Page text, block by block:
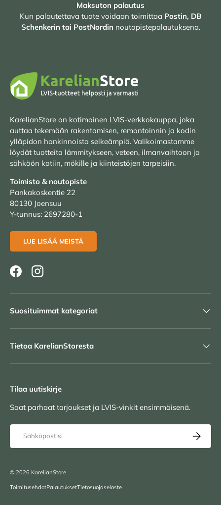
Maksuton palautus
Kun palautettava tuote voidaan toimittaa Postin, DB
Schenkerin tai PostNordin noutopistepalautuksena.
KarelianStore on kotimainen LVIS-verkkokauppa, joka
auttaa tekemään rakentamisen, remontoinnin ja kodin
ylläpidon hankinnoista selkeämpiä. Valikoimastamme
löydät tuotteita lämmitykseen, veteen, ilmanvaihtoon ja
sähköön kotiin, mökille ja kiinteistöjen tarpeisiin.
Toimisto & noutopiste
Pankakoskentie 22
80130 Joensuu
Y-tunnus: 2697280-1
LUE LISÄÄ MEISTÄ
FacebookInstagram
Suosituimmat kategoriat
Tietoa KarelianStoresta
Tilaa uutiskirje
Saat parhaat tarjoukset ja LVIS-vinkit ensimmäisenä.
Sähköposti
TILAA
© 2026 KarelianStore
ToimitusehdotPalautuksetTietosuojaseloste